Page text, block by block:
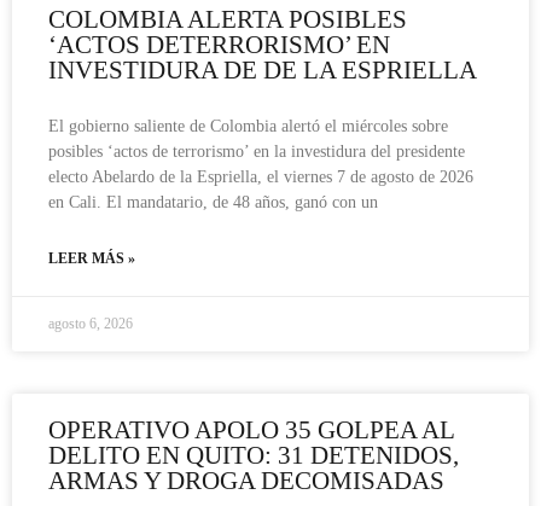
COLOMBIA ALERTA POSIBLES
‘ACTOS DETERRORISMO’ EN
INVESTIDURA DE DE LA ESPRIELLA
El gobierno saliente de Colombia alertó el miércoles sobre
posibles ‘actos de terrorismo’ en la investidura del presidente
electo Abelardo de la Espriella, el viernes 7 de agosto de 2026
en Cali. El mandatario, de 48 años, ganó con un
LEER MÁS »
agosto 6, 2026
OPERATIVO APOLO 35 GOLPEA AL
DELITO EN QUITO: 31 DETENIDOS,
ARMAS Y DROGA DECOMISADAS